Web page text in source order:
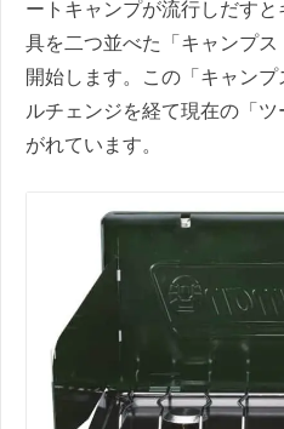
ートキャンプが流行しだす
具を二つ並べた「キャンプ
開始します。この「キャン
ルチェンジを経て現在の「
がれています。